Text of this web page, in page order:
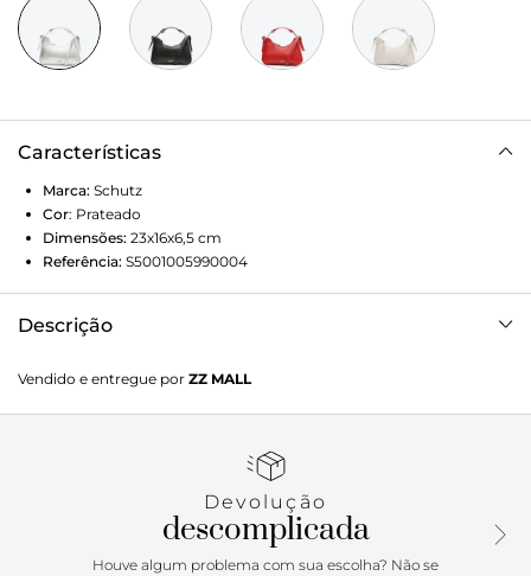
Características
Marca: Schutz
Cor: Prateado
Dimensões: 23x16x6,5 cm
Referência: S5001005990004
Descrição
combina funcionalidade e elegância. Com fecho em zíper
para segurança, oferece versatilidade com duas opções de
adicionando um toque moderno ao seu look
Vendido e entregue por ZZ MALL
Devolução
descomplicada
Houve algum problema com sua escolha? Não se